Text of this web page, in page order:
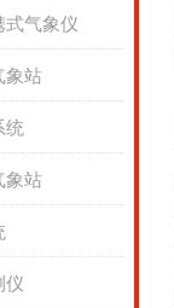
式气象仪
象站
统
象站
仪